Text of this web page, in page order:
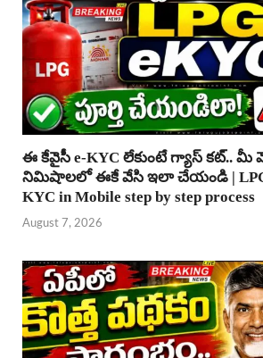
ఈ కేవైసీ e-KYC లేకుంటే గ్యాస్ కట్..
నిమిషాలలో ఈకే వేసి ఇలా చేయండి | LPG
KYC in Mobile step by step process
August 7, 2026